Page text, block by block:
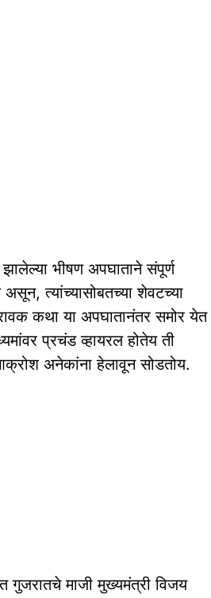
झालेल्या भीषण अपघाताने संपूर्ण
त्यांच्यासोबतच्या शेवटच्या
कथा या अपघातानंतर समोर येत
प्रचंड व्हायरल होतेय ती
अनेकांना हेलावून सोडतोय.
गुजरातचे माजी मुख्यमंत्री विजय